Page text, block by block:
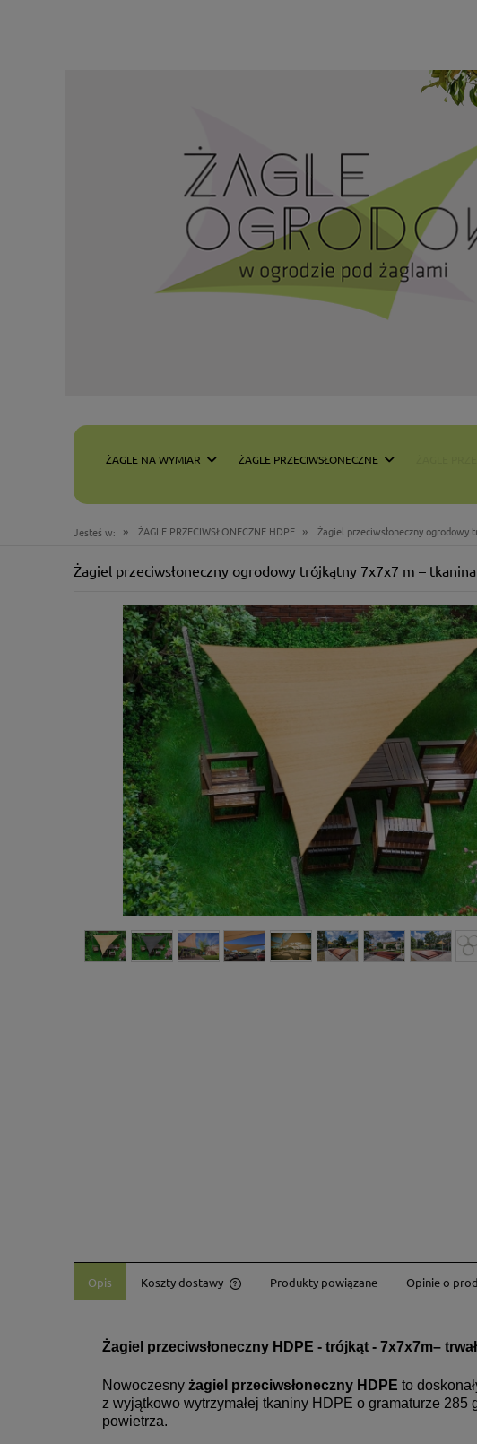
ŻAGLE NA WYMIAR ŻAGLE PRZECIWSŁONECZNE
Jesteś w: » ŻAGLE PRZECIWSŁONECZNE HDPE » Żagiel przeciwsłoneczny
Żagiel przeciwsłoneczny ogrodowy trójkątny 7x7x7 m – tkanina
Opis Koszty dostawy
płatności
Produkty powiązane Opinie o
Żagiel przeciwsłoneczny HDPE - trójkąt - 7x7x7m–
Nowoczesny żagiel przeciwsłoneczny HDPE to
z wyjątkowo wytrzymałej tkaniny HDPE o gramaturze
powietrza.